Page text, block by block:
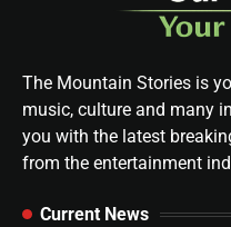
The Mountain Stories is
music, culture and many
you with the latest
from the entertainment
Current News